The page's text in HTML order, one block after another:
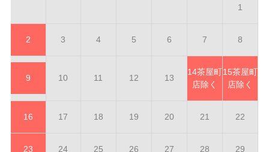
1
2 3 4 5 6 7 8
9 10 11 12 13
14茶屋町
店除く
15茶屋町
店除く
16 17 18 19 20 21 22
23 24 25 26 27 28 29